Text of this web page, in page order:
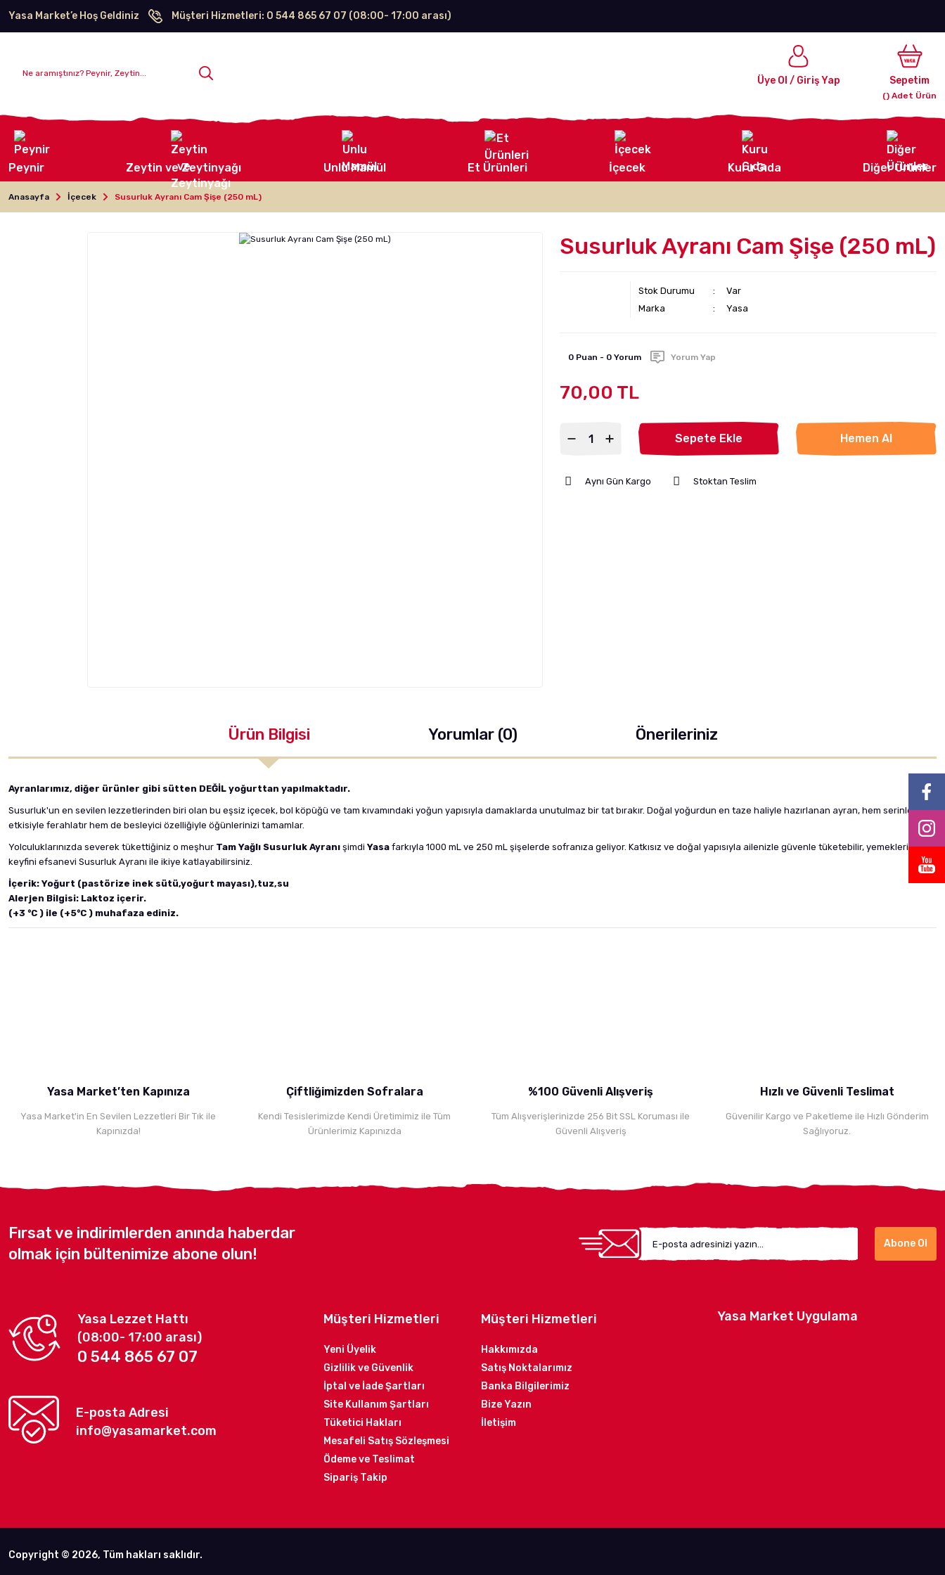
Yasa Market’e Hoş Geldiniz Müşteri Hizmetleri: 0 544 865 67 07 (08:00- 17:00 arası)
Üye Ol / Giriş Yap Sepetim
Adet Ürün
Peynir Zeytin ve Zeytinyağı Unlu Mamül Et Ürünleri İçecek Kuru Gıda Diğer Ürünler
Anasayfa İçecek Susurluk Ayranı Cam Şişe (250 mL)
Susurluk Ayranı Cam Şişe (250 mL)
Stok Durumu
Var
Marka
Yasa
0 Puan - 0 Yorum Yorum Yap
70,00 TL
Sepete Ekle Hemen Al
Aynı Gün Kargo Stoktan Teslim
Ürün Bilgisi Yorumlar (0) Önerileriniz
Ayranlarımız, diğer ürünler gibi sütten DEĞİL yoğurttan yapılmaktadır.
Susurluk'un en sevilen lezzetlerinden biri olan bu eşsiz içecek, bol köpüğü ve tam kıvamındaki yoğun yapısıyla damaklarda unutulmaz bir tat bırakır. Doğal yoğurdun en taze haliyle hazırlanan ayran, hem serinletici
etkisiyle ferahlatır hem de besleyici özelliğiyle öğünlerinizi tamamlar.
Yolculuklarınızda severek tükettiğiniz o meşhur Tam Yağlı Susurluk Ayranı şimdi Yasa farkıyla 1000 mL ve 250 mL şişelerde sofranıza geliyor. Katkısız ve doğal yapısıyla ailenizle güvenle tüketebilir, yemeklerinizin
keyfini efsanevi Susurluk Ayranı ile ikiye katlayabilirsiniz.
İçerik: Yoğurt (pastörize inek sütü,yoğurt mayası),tuz,su
Alerjen Bilgisi: Laktoz içerir.
(+3 °C ) ile (+5°C ) muhafaza ediniz.
Yasa Market’ten Kapınıza
Yasa Market'in En Sevilen Lezzetleri Bir Tık ile
Kapınızda!
Çiftliğimizden Sofralara
Kendi Tesislerimizde Kendi Üretimimiz ile Tüm
Ürünlerimiz Kapınızda
%100 Güvenli Alışveriş
Tüm Alışverişlerinizde 256 Bit SSL Koruması ile
Güvenli Alışveriş
Hızlı ve Güvenli Teslimat
Güvenilir Kargo ve Paketleme ile Hızlı Gönderim
Sağlıyoruz.
Fırsat ve indirimlerden anında haberdar
olmak için bültenimize abone olun!
Abone Ol
Yasa Lezzet Hattı
(08:00- 17:00 arası)
0 544 865 67 07
E-posta Adresi
info@yasamarket.com
Müşteri Hizmetleri
Yeni Üyelik
Gizlilik ve Güvenlik
İptal ve İade Şartları
Site Kullanım Şartları
Tüketici Hakları
Mesafeli Satış Sözleşmesi
Ödeme ve Teslimat
Sipariş Takip
Müşteri Hizmetleri
Hakkımızda
Satış Noktalarımız
Banka Bilgilerimiz
Bize Yazın
İletişim
Yasa Market Uygulama
Copyright © 2026, Tüm hakları saklıdır.